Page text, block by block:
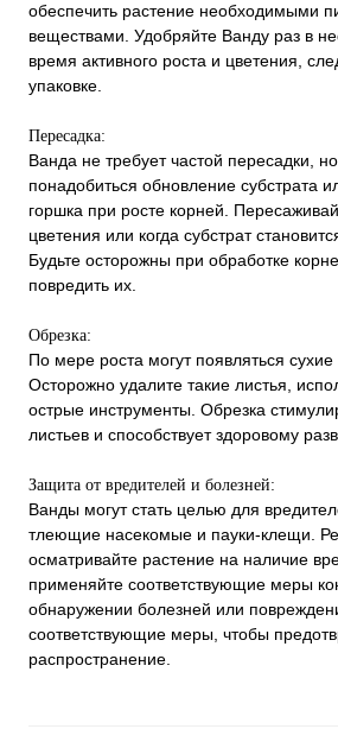
обеспечить растение необходимыми
веществами. Удобряйте Ванду раз в
время активного роста и цветения,
упаковке.
Пересадка:
Ванда не требует частой пересадки,
понадобиться обновление субстрата
горшка при росте корней.
цветения или когда субстрат
Будьте осторожны при обработке
повредить их.
Обрезка:
По мере роста могут появляться
Осторожно удалите такие листья,
острые инструменты. Обрезка
листьев и способствует здоровому
Защита от вредителей и болезней:
Ванды могут стать целью для
тлеющие насекомые и пауки-клещи.
осматривайте растение на наличие
применяйте соответствующие меры
обнаружении болезней или
соответствующие меры, чтобы
распространение.